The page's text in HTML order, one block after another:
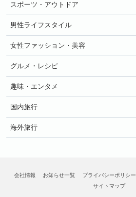
スポーツ・アウトドア
男性ライフスタイル
女性ファッション・美容
グルメ・レシピ
趣味・エンタメ
国内旅行
海外旅行
会社情報 お知らせ一覧 プライバシーポリシー
サイトマップ